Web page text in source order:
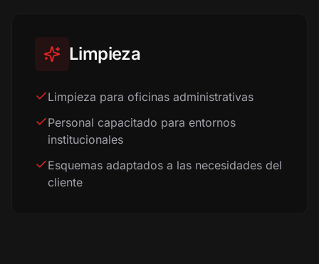
Limpieza
Limpieza para oficinas administrativas
Personal capacitado para entornos
institucionales
Esquemas adaptados a las necesidades del
cliente